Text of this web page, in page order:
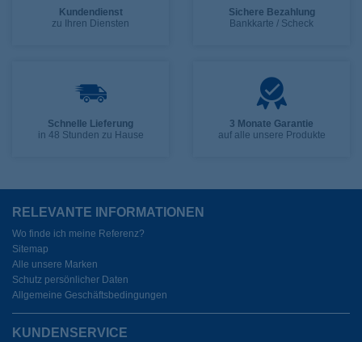
Kundendienst
zu Ihren Diensten
Sichere Bezahlung
Bankkarte / Scheck
Schnelle Lieferung
in 48 Stunden zu Hause
3 Monate Garantie
auf alle unsere Produkte
RELEVANTE INFORMATIONEN
Wo finde ich meine Referenz?
Sitemap
Alle unsere Marken
Schutz persönlicher Daten
Allgemeine Geschäftsbedingungen
KUNDENSERVICE